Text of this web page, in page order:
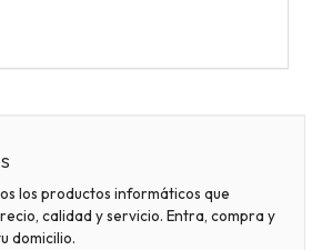
los productos informáticos que
calidad y servicio. Entra, compra y
domicilio.